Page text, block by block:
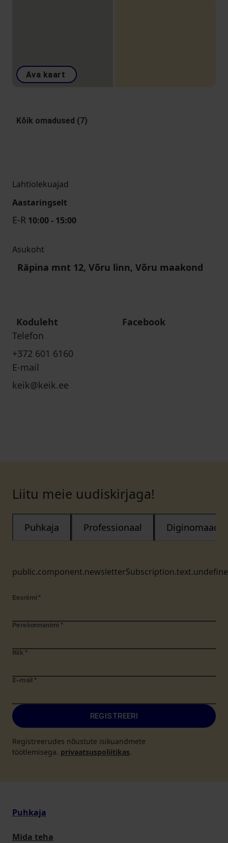
Ava kaart
Kõik omadused (7)
Lahtiolekuajad
Aastaringselt
E-R 10:00 - 15:00
Asukoht
Räpina mnt 12, Võru linn, Võru maakond
Koduleht
Facebook
Telefon
+372 601 6160
E-mail
keik@keik.ee
Liitu meie uudiskirjaga!
Puhkaja Professionaal Diginomaad
Eesnimi *
Perekonnanimi *
Riik *
E-mail *
REGISTREERI
Registreerudes nõustute isikuandmete
töötlemisega. privaatsuspoliitikas.
Puhkaja
Mida teha